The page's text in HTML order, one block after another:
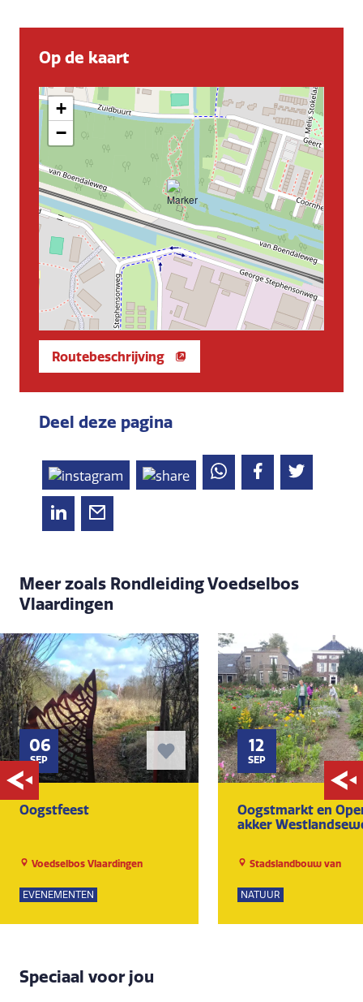
Op de kaart
+
−
Routebeschrijving
Deel deze pagina
Meer zoals Rondleiding Voedselbos
Vlaardingen
06
SEP
Oogstfeest
Voedselbos Vlaardingen
EVENEMENTEN
12
SEP
Oogstmarkt en
akker
Stadslandbouw van
NATUUR
Speciaal voor jou